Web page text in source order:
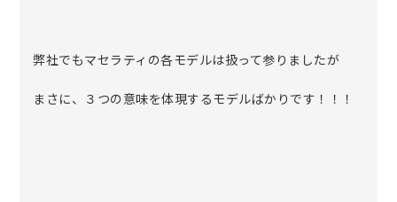
弊社でもマセラティの各モデルは扱って参りましたが
まさに、３つの意味を体現するモデルばかりです！！！